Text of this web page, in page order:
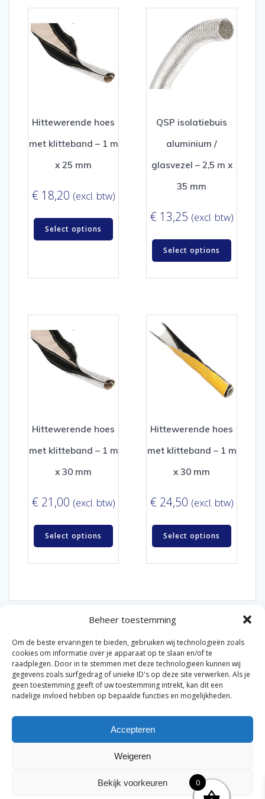
Beheer toestemming
Om de beste ervaringen te bieden, gebruiken wij technologieën zoals
cookies om informatie over je apparaat op te slaan en/of te
raadplegen. Door in te stemmen met deze technologieën kunnen wij
gegevens zoals surfgedrag of unieke ID's op deze site verwerken. Als je
geen toestemming geeft of uw toestemming intrekt, kan dit een
nadelige invloed hebben op bepaalde functies en mogelijkheden.
Accepteren
Weigeren
Bekijk voorkeuren
Hittewerende hoes
met klitteband – 1 m
x 25 mm
€ 18,20 (excl. btw)
Select options
QSP isolatiebuis
aluminium /
glasvezel – 2,5 m x
35 mm
€ 13,25 (excl. btw)
Select options
Hittewerende hoes
met klitteband – 1 m
x 30 mm
€ 21,00 (excl. btw)
Select options
Hittewerende hoes
met klitteband – 1 m
x 30 mm
€ 24,50 (excl. btw)
Select options
© 2026 Van der Bel Las en Radiateurenbedrijf.
Privacyverklaring|Cookiebeleid|Retourbeleid|
Algemene voorwaarden voor consumenten
genoemd. Geen officiële samenwerking tenzij anders
0